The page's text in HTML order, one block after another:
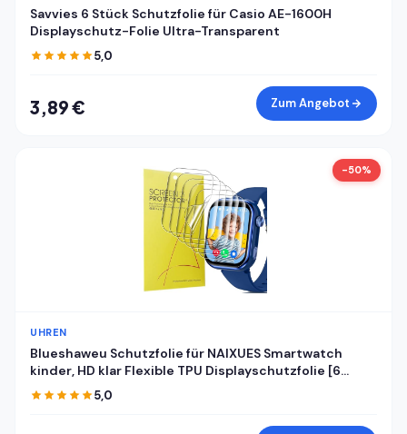
Savvies 6 Stück Schutzfolie für Casio AE-1600H
Displayschutz-Folie Ultra-Transparent
5,0
3,89 € Zum Angebot
-50%
UHREN
Blueshaweu Schutzfolie für NAIXUES Smartwatch
kinder, HD klar Flexible TPU Displayschutzfolie [6
Stück] Kompatibel für NAIXUES 4G kinder GPS
Smartwatch (Transparenz)
5,0